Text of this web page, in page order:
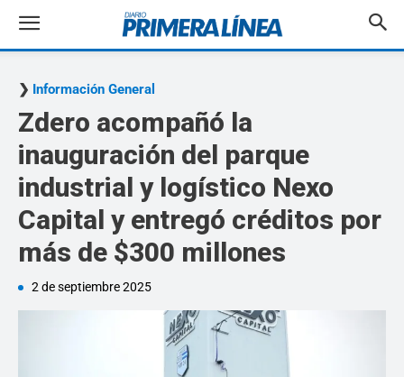
Información General
Zdero acompañó la
inauguración del parque
industrial y logístico Nexo
Capital y entregó créditos por
más de $300 millones
2 de septiembre 2025